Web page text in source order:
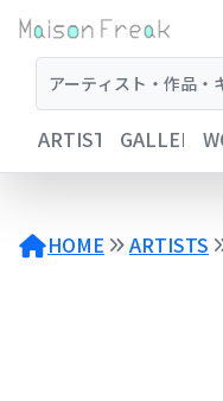
ARTISTS GALLERIES
HOME ARTISTS